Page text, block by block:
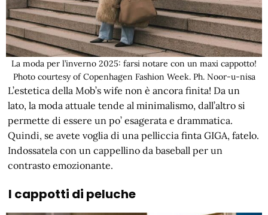
La moda per l’inverno 2025: farsi notare con un maxi cappotto!
Photo courtesy of Copenhagen Fashion Week. Ph. Noor-u-nisa
L’estetica della Mob’s wife non è ancora finita! Da un
lato, la moda attuale tende al minimalismo, dall’altro si
permette di essere un po’ esagerata e drammatica.
Quindi, se avete voglia di una pelliccia finta GIGA, fatelo.
Indossatela con un cappellino da baseball per un
contrasto emozionante.
I cappotti di peluche